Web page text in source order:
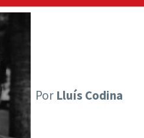
Por Lluís Codina